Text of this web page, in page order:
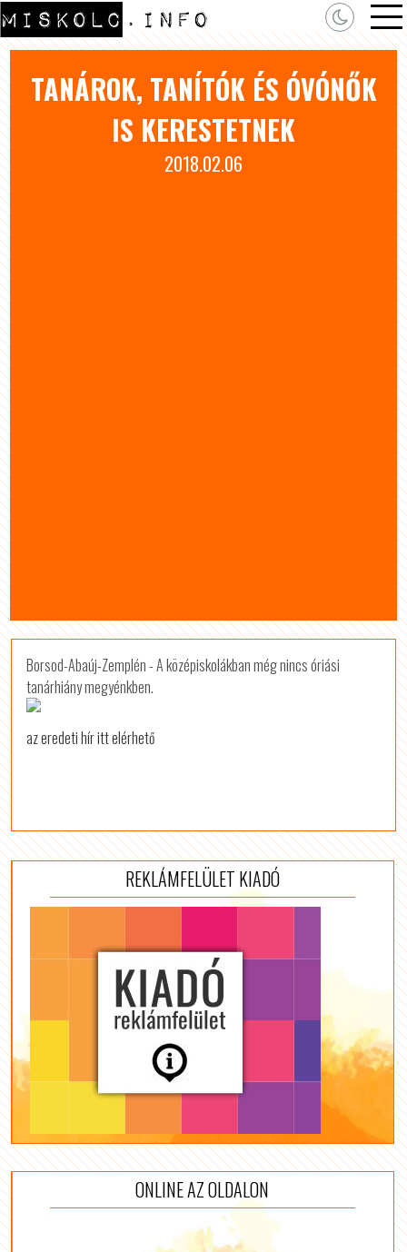
TANÁROK, TANÍTÓK ÉS ÓVÓNŐK
IS KERESTETNEK
2018.02.06
Borsod-Abaúj-Zemplén - A középiskolákban még nincs óriási
tanárhiány megyénkben.
az eredeti hír itt elérhető
REKLÁMFELÜLET KIADÓ
ONLINE AZ OLDALON